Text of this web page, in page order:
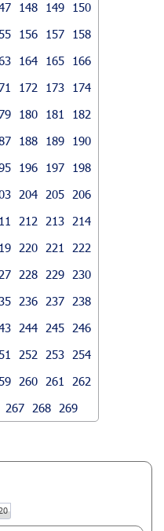
148 149
150
156 157
158
164 165
166
172 173
174
180 181
182
188 189
190
196 197
198
204 205
206
212 213
214
220 221
222
228 229
230
236 237
238
244 245
246
252 253
254
260 261
262
267 268 269